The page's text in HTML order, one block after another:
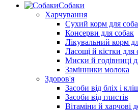
Собаки
Харчування
Сухий корм для
Консерви для собак
Лікувальний корм
Ласощі й кістки для
Миски й годівниці
Замінники молока
Здоров'я
Засоби від бліх і
Засоби від глистів
Вітаміни й харчові